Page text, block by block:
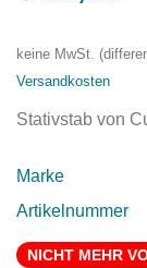
keine MwSt.
Versandkosten
Stativstab von
Marke
Artikelnummer
NICHT MEHR